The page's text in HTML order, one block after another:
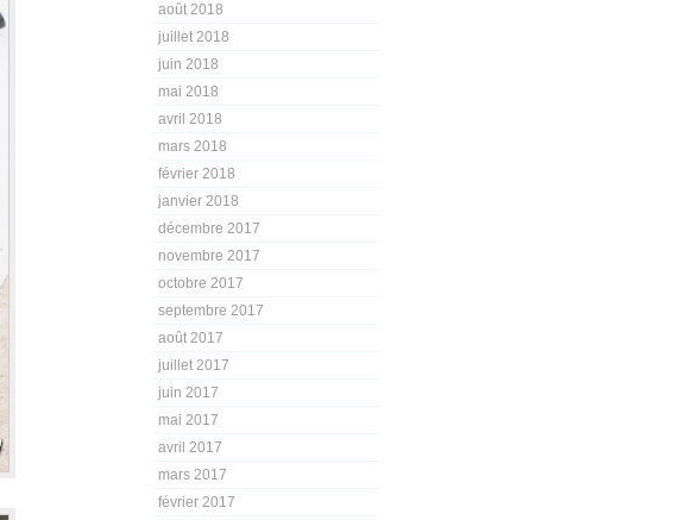
août 2018
juillet 2018
juin 2018
mai 2018
avril 2018
mars 2018
février 2018
janvier 2018
décembre 2017
novembre 2017
octobre 2017
septembre 2017
août 2017
juillet 2017
juin 2017
mai 2017
avril 2017
mars 2017
février 2017